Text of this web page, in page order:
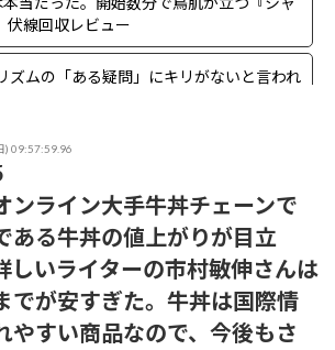
伏線回収レビュー
ズムの「ある疑問」にキリがないと言われ
和さんの「ある理由」よりも驚きの事実が
段原瑠々さん、梁川奈々美さんとデー
レ』日本武道館ライブ映像がたった公開8
ｗ
09:57:59.96
ンライン大手牛丼チェーンで
ある牛丼の値上がりが目立
しいライターの市村敏伸さんは
でが安すぎた。牛丼は国際情
やすい商品なので、今後もさ